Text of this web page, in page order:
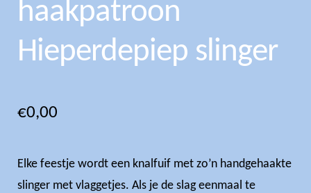
haakpatroon
Hieperdepiep slinger
€0,00
Elke feestje wordt een knalfuif met zo’n handgehaakte
slinger met vlaggetjes. Als je de slag eenmaal te